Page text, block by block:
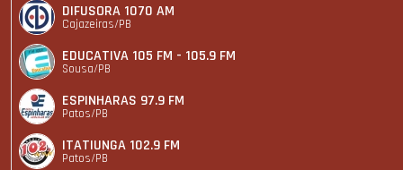
DIFUSORA 1070 AM
Cajazeiras/PB
EDUCATIVA 105 FM - 105.9 FM
Sousa/PB
ESPINHARAS 97.9 FM
Patos/PB
ITATIUNGA 102.9 FM
Patos/PB